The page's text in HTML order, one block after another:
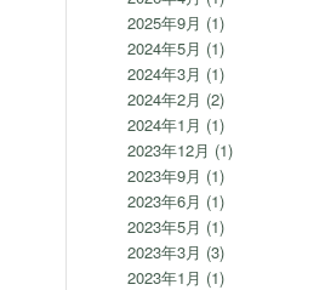
2025年9月 (1)
2024年5月 (1)
2024年3月 (1)
2024年2月 (2)
2024年1月 (1)
2023年12月 (1)
2023年9月 (1)
2023年6月 (1)
2023年5月 (1)
2023年3月 (3)
2023年1月 (1)